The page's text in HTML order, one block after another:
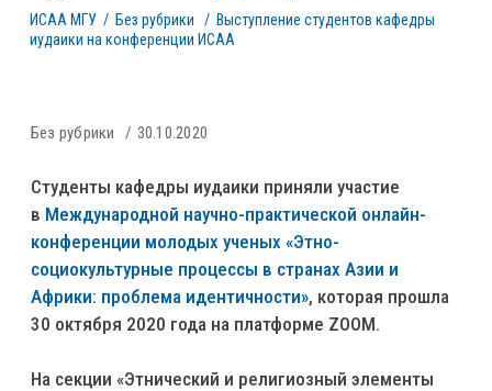
ИСАА МГУ / Без рубрики / Выступление студентов кафедры
иудаики на конференции ИСАА
Без рубрики 30.10.2020
Студенты кафедры иудаики приняли участие
в Международной научно-практической онлайн-
конференции молодых ученых «Этно-
социокультурные процессы в странах Азии и
Африки: проблема идентичности», которая прошла
30 октября 2020 года на платформе ZOOM.
На секции «Этнический и религиозный элементы